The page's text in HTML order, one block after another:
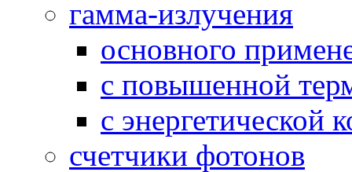
гамма-излучения
основного
с повышенной
с энергетической
счетчики фотонов